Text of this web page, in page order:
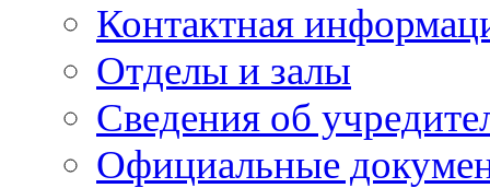
Контактная
Отделы и залы
Сведения об
Официальные